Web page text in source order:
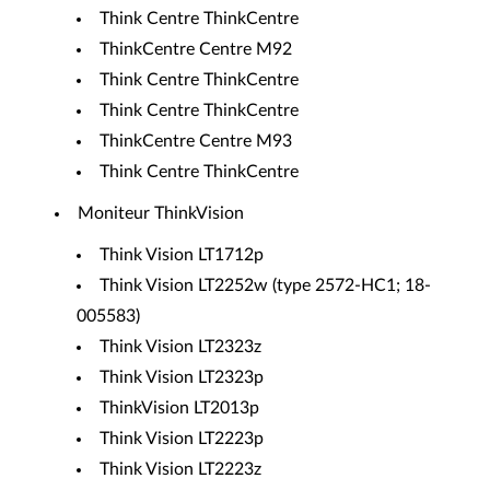
Think Centre ThinkCentre
ThinkCentre Centre M92
Think Centre ThinkCentre
Think Centre ThinkCentre
ThinkCentre Centre M93
Think Centre ThinkCentre
Moniteur ThinkVision
Think Vision LT1712p
Think Vision LT2252w (type 2572-HC1; 18-
005583)
Think Vision LT2323z
Think Vision LT2323p
ThinkVision LT2013p
Think Vision LT2223p
Think Vision LT2223z